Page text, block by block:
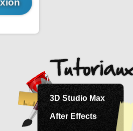
3D Studio Max
After Effects